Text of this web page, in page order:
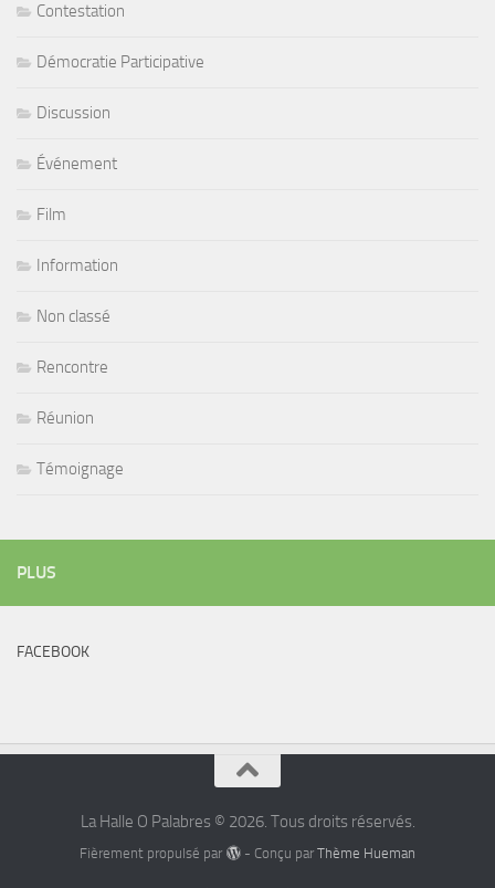
Contestation
Démocratie Participative
Discussion
Événement
Film
Information
Non classé
Rencontre
Réunion
Témoignage
PLUS
FACEBOOK
La Halle O Palabres © 2026. Tous droits réservés.
Fièrement propulsé par - Conçu par Thème Hueman